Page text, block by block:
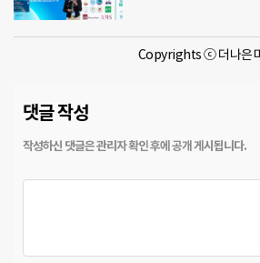
Copyrights ⓒ 더나은
댓글 작성